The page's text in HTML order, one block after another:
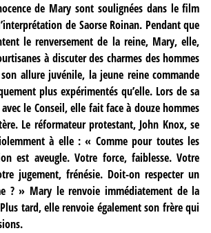
de Mary sont soulignées dans le film
de Saorse Roinan. Pendant que
le renversement de la reine, Mary, elle,
à discuter des charmes des hommes
allure juvénile, la jeune reine commande
plus expérimentés qu’elle. Lors de sa
le Conseil, elle fait face à douze hommes
Le réformateur protestant, John Knox, se
à elle : « Comme pour toutes les
est aveugle. Votre force, faiblesse. Votre
jugement, frénésie. Doit-on respecter un
? » Mary le renvoie immédiatement de la
tard, elle renvoie également son frère qui